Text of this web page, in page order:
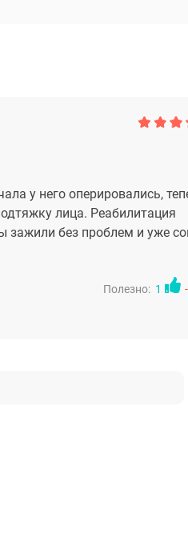
у него оперировались,
лица. Реабилитация
зажили без проблем и уже
Полезно: 1